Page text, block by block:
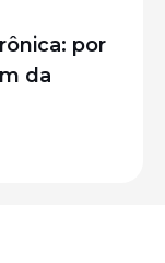
por
da